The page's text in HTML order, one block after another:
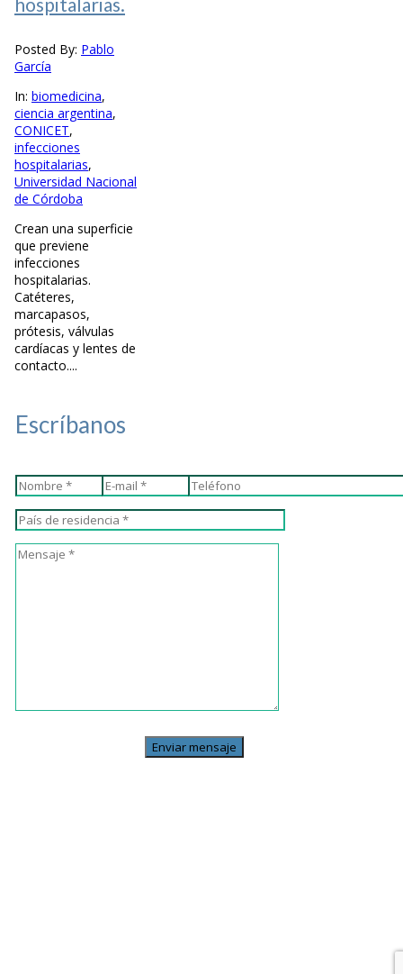
Posted By: Pablo
García
In: biomedicina,
ciencia argentina,
CONICET,
infecciones
hospitalarias,
Universidad Nacional
de Córdoba
Crean una superficie
que previene
infecciones
hospitalarias.
Catéteres,
marcapasos,
prótesis, válvulas
cardíacas y lentes de
contacto....
Escríbanos